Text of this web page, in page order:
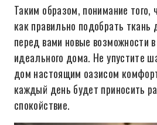
Таким образом, понимание того,
как правильно подобрать
перед вами новые возможности
идеального дома. Не упустите
дом настоящим оазисом
каждый день будет приносить
спокойствие.